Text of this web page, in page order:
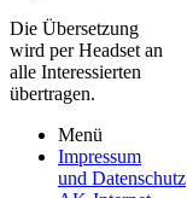
Die Übersetzung
wird per Headset an
alle Interessierten
übertragen.
Menü
Impressum
und Datenschutz